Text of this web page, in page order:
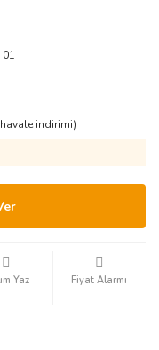
01
indirimi)
Yaz Fiyat Alarmı